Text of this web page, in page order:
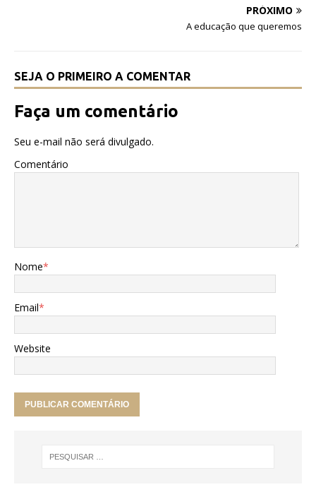
PRÓXIMO
A educação que queremos
SEJA O PRIMEIRO A COMENTAR
Faça um comentário
Seu e-mail não será divulgado.
Comentário
Nome*
Email*
Website